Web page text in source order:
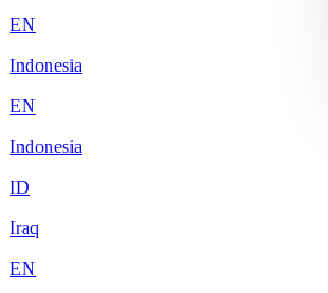
EN
Indonesia
EN
Indonesia
ID
Iraq
EN